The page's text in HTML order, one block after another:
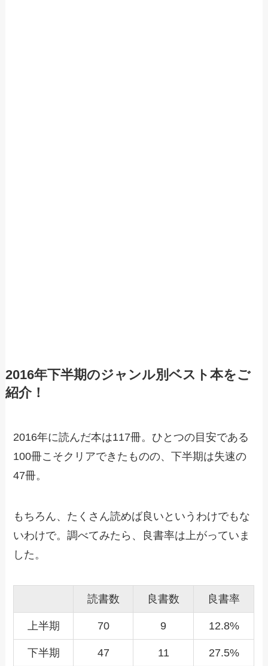
2016年下半期のジャンル別ベスト本をご
紹介！
2016年に読んだ本は117冊。ひとつの目安である
100冊こそクリアできたものの、下半期は失速の
47冊。
もちろん、たくさん読めば良いというわけでもな
いわけで。調べてみたら、良書率は上がっていま
した。
読書数 良書数 良書率
上半期 70 9 12.8%
下半期 47 11 27.5%